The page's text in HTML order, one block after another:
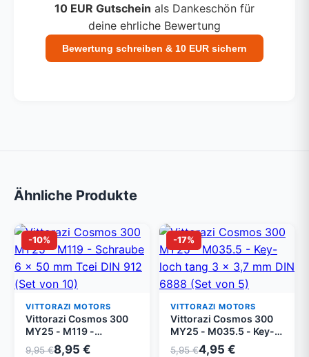
10 EUR Gutschein als Dankeschön für
deine ehrliche Bewertung
Bewertung schreiben & 10 EUR sichern
Ähnliche Produkte
-10%
VITTORAZI MOTORS
Vittorazi Cosmos 300
MY25 - M119 -
Schraube 6 x 50 mm
9,95 €8,95 €
-17%
VITTORAZI MOTORS
Vittorazi Cosmos 300
MY25 - M035.5 - Key-
loch tang 3 x 3,7 mm
5,95 €4,95 €